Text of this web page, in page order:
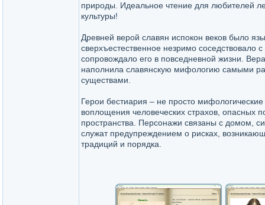
природы. Идеальное чтение для любителей
культуры!
Древней верой славян испокон веков было
сверхъестественное незримо соседствовало
сопровождало его в повседневной жизни.
наполнила славянскую мифологию самыми
существами.
Герои бестиария – не просто
воплощения человеческих страхов, опасных
пространства. Персонажи связаны с домом,
служат предупреждением о рисках,
традиций и порядка.